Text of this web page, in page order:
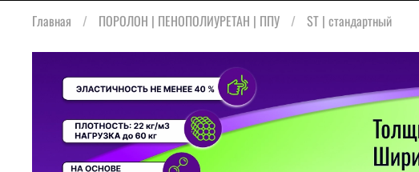
Главная ПОРОЛОН | ПЕНОПОЛИУРЕТАН | ППУ ST | стандартный